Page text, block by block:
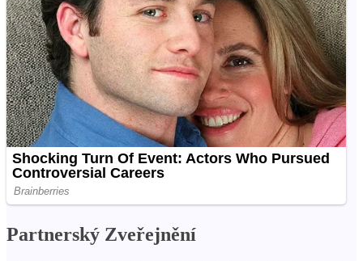
Partnerský Zveřejnění